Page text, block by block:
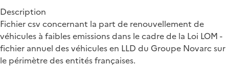
Description
Fichier csv concernant la part de renouvellement de
véhicules à faibles emissions dans le cadre de la Loi LOM -
fichier annuel des véhicules en LLD du Groupe Novarc sur
le périmètre des entités françaises.